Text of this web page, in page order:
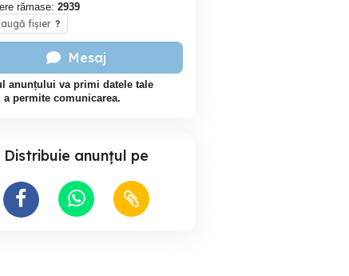
rămase: 2939
fișier ?
Mesaj
anunțului va primi datele tale
a permite comunicarea.
Distribuie anunțul pe